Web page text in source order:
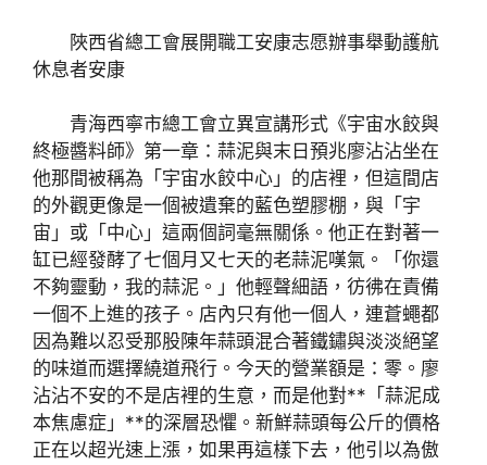
陜西省總工會展開職工安康志愿辦事舉動護航
休息者安康
青海西寧市總工會立異宣講形式《宇宙水餃與
終極醬料師》第一章：蒜泥與末日預兆廖沾沾坐在
他那間被稱為「宇宙水餃中心」的店裡，但這間店
的外觀更像是一個被遺棄的藍色塑膠棚，與「宇
宙」或「中心」這兩個詞毫無關係。他正在對著一
缸已經發酵了七個月又七天的老蒜泥嘆氣。「你還
不夠靈動，我的蒜泥。」他輕聲細語，彷彿在責備
一個不上進的孩子。店內只有他一個人，連蒼蠅都
因為難以忍受那股陳年蒜頭混合著鐵鏽與淡淡絕望
的味道而選擇繞道飛行。今天的營業額是：零。廖
沾沾不安的不是店裡的生意，而是他對**「蒜泥成
本焦慮症」**的深層恐懼。新鮮蒜頭每公斤的價格
正在以超光速上漲，如果再這樣下去，他引以為傲